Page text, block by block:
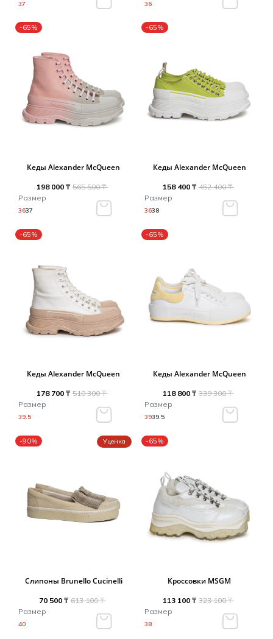
37 36
-65%
Кеды Alexander McQueen
198 000 ₸ 565 500 ₸
Размер
3637
-65%
Кеды Alexander McQueen
158 400 ₸ 452 400 ₸
Размер
3638
-65%
Кеды Alexander McQueen
178 700 ₸ 510 300 ₸
Размер
39.5
-65%
Кеды Alexander McQueen
118 800 ₸ 339 300 ₸
Размер
3939.5
-90% Уценка
Слипоны Brunello Cucinelli
70 500 ₸ 613 100 ₸
Размер
40
-65%
Кроссовки MSGM
113 100 ₸ 323 100 ₸
Размер
38